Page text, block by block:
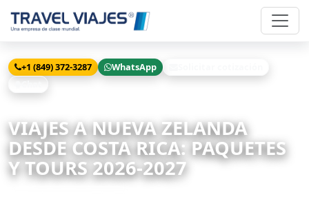
+1 (849) 372-3287 WhatsApp
VIAJES A NUEVA ZELANDA
DESDE COSTA RICA: PAQUETES
Y TOURS 2026-2027